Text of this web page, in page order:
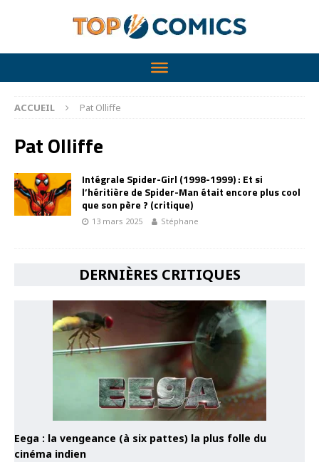
ACCUEIL Pat Olliffe
Pat Olliffe
Intégrale Spider-Girl (1998-1999) : Et si
l’héritière de Spider-Man était encore plus cool
que son père ? (critique)
13 mars 2025 Stéphane
DERNIÈRES CRITIQUES
Eega : la vengeance (à six pattes) la plus folle du
cinéma indien